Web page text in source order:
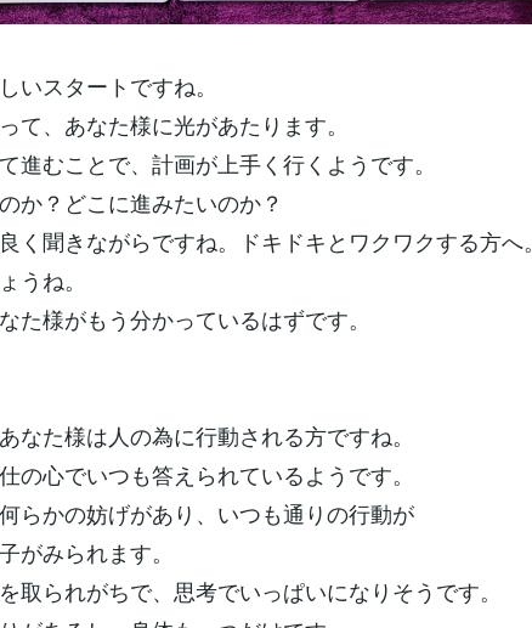
いスタートですね。
て、あなた様に光があたります。
進むことで、計画が上手く行くようです。
か？どこに進みたいのか？
く聞きながらですね。ドキドキとワクワクする方へ。
うね。
た様がもう分かっているはずです。
なた様は人の為に行動される方ですね。
の心でいつも答えられているようです。
らかの妨げがあり、いつも通りの行動が
がみられます。
取られがちで、思考でいっぱいになりそうです。